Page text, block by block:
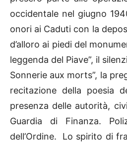
occidentale nel giugno
onori ai Caduti con la
d’alloro ai piedi del
leggenda del Piave”, il
Sonnerie aux morts”, la
recitazione della poesia
presenza delle autorità,
Guardia di Finanza.
dell’Ordine. Lo spirito di